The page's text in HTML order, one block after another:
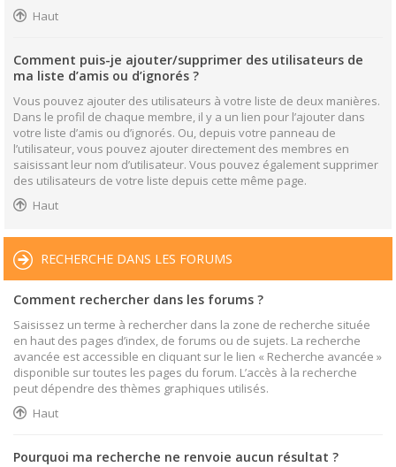
Haut
Comment puis-je ajouter/supprimer des utilisateurs de
ma liste d’amis ou d’ignorés ?
Vous pouvez ajouter des utilisateurs à votre liste de deux manières.
Dans le profil de chaque membre, il y a un lien pour l’ajouter dans
votre liste d’amis ou d’ignorés. Ou, depuis votre panneau de
l’utilisateur, vous pouvez ajouter directement des membres en
saisissant leur nom d’utilisateur. Vous pouvez également supprimer
des utilisateurs de votre liste depuis cette même page.
Haut
RECHERCHE DANS LES FORUMS
Comment rechercher dans les forums ?
Saisissez un terme à rechercher dans la zone de recherche située
en haut des pages d’index, de forums ou de sujets. La recherche
avancée est accessible en cliquant sur le lien « Recherche avancée »
disponible sur toutes les pages du forum. L’accès à la recherche
peut dépendre des thèmes graphiques utilisés.
Haut
Pourquoi ma recherche ne renvoie aucun résultat ?